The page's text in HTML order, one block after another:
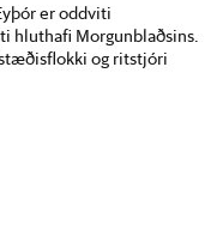
er oddviti
hluthafi Morgunblaðsins.
og ritstjóri